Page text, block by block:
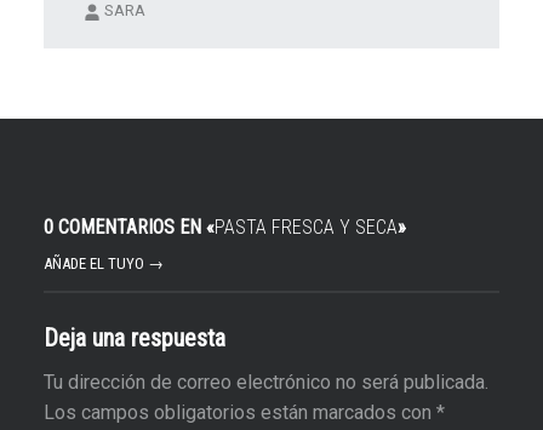
SARA
0 COMENTARIOS EN «PASTA FRESCA Y SECA»
AÑADE EL TUYO →
Deja una respuesta
Tu dirección de correo electrónico no será publicada.
Los campos obligatorios están marcados con *